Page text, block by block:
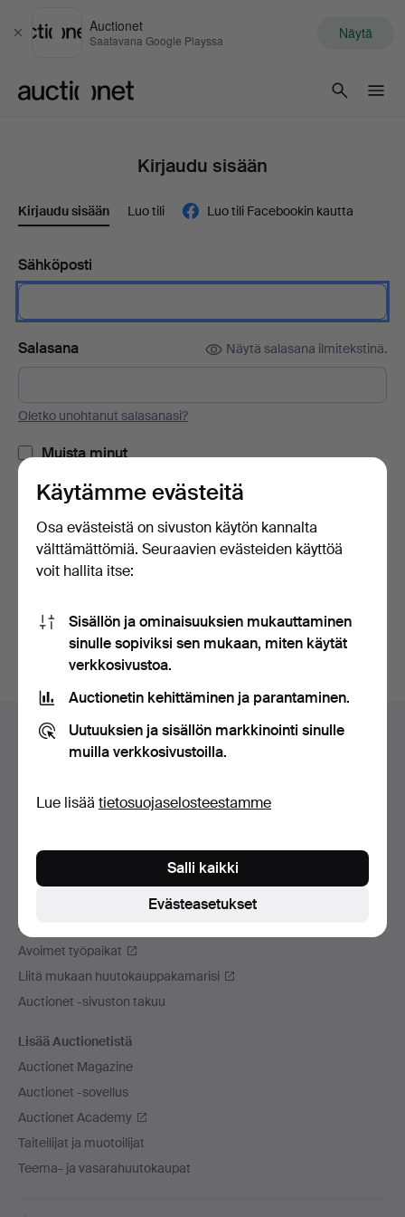
Sulje
Auctionet
Saatavana Google Playssa Näytä
Kirjaudu sisään
Kirjaudu sisään Luo tili Luo tili Facebookin kautta
Sähköposti
Salasana Näytä salasana ilmitekstinä.
Oletko unohtanut salasanasi?
Muista minut
tai kirjaudu Facebookiin täällä
Apua ja yhteystiedot
Ota yhteyttä tekniseen tukeen
Maksuvaihtoehdot
Sosiaaliset mediat
Auctionet -sivustosta
Avoimet työpaikat
Liitä mukaan huutokauppakamarisi
Auctionet -sivuston takuu
Lisää Auctionetistä
Auctionet Magazine
Auctionet -sovellus
Auctionet Academy
Taiteilijat ja muotoilijat
Teema- ja vasarahuutokaupat
Käytämme evästeitä
Osa evästeistä on sivuston käytön kannalta
välttämättömiä. Seuraavien evästeiden käyttöä
voit hallita itse:
Sisällön ja ominaisuuksien mukauttaminen
sinulle sopiviksi sen mukaan, miten käytät
verkkosivustoa.
Auctionetin kehittäminen ja parantaminen.
Uutuuksien ja sisällön markkinointi sinulle
muilla verkkosivustoilla.
Lue lisää tietosuojaselosteestamme
Evästeasetukset
Salli kaikki